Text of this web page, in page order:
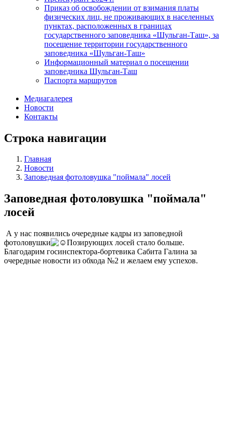
Приказ об освобождении от взимания платы
физических лиц, не проживающих в населенных
пунктах, расположенных в границах
государственного заповедника «Шульган-Таш», за
посещение территории государственного
заповедника «Шульган-Таш»
Информационный материал о посещении
заповедника Шульган-Таш
Паспорта маршрутов
Медиагалерея
Новости
Контакты
Строка навигации
Главная
Новости
Заповедная фотоловушка "поймала" лосей
Заповедная фотоловушка "поймала"
лосей
А у нас появились очередные кадры из заповедной
фотоловушки
Позирующих лосей стало больше.
Благодарим госинспектора-бортевика Сабита Галина за
очередные новости из обхода №2 и желаем ему успехов.